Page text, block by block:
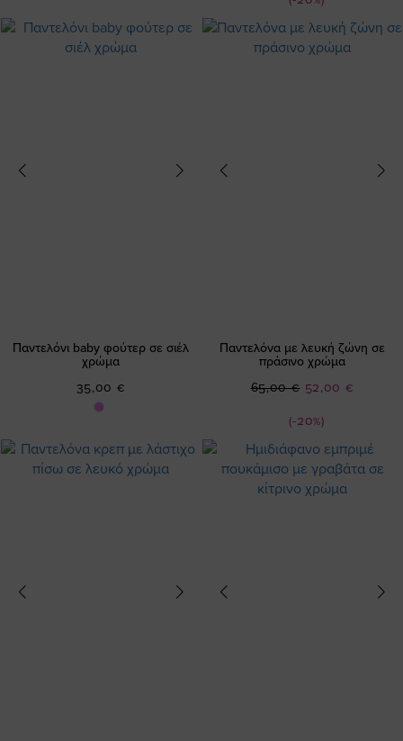
Παντελόνι baby φούτερ σε σιέλ
χρώμα
35,00 €
Παντελόνα με λευκή ζώνη σε
πράσινο χρώμα
(-20%)
Ειδική
52,00 €
65,00 €